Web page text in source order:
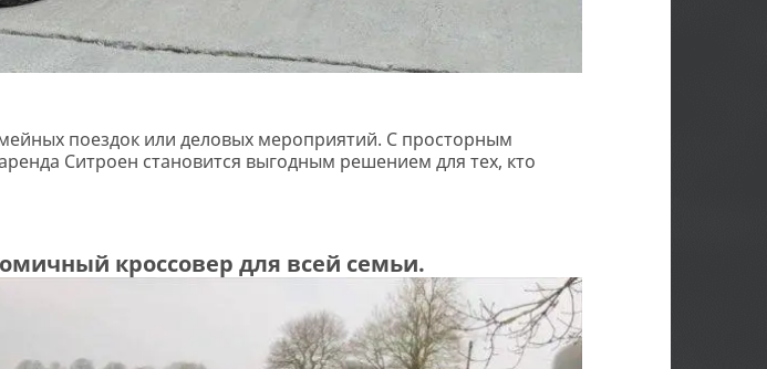
поездок или деловых мероприятий. С просторным
Ситроен становится выгодным решением для тех, кто
кроссовер для всей семьи.